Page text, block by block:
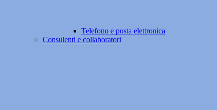
Telefono e posta elettronica
Consulenti e collaboratori